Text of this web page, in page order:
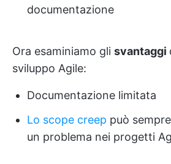
documentazione
Ora esaminiamo gli svantaggi
sviluppo Agile:
Documentazione limitata
Lo scope creep può
un problema nei progetti